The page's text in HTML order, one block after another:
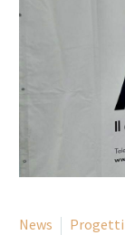
News
Progetti